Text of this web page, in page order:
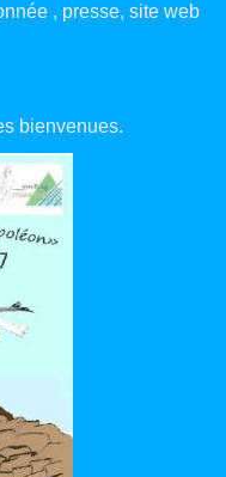
, presse, site web
bienvenues.